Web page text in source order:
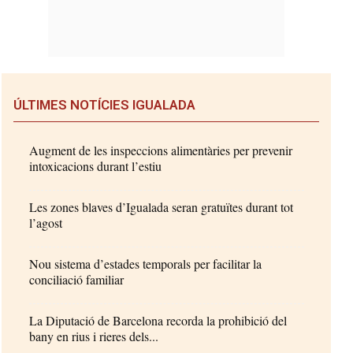
ÚLTIMES NOTÍCIES IGUALADA
Augment de les inspeccions alimentàries per prevenir
intoxicacions durant l’estiu
Les zones blaves d’Igualada seran gratuïtes durant tot
l’agost
Nou sistema d’estades temporals per facilitar la
conciliació familiar
La Diputació de Barcelona recorda la prohibició del
bany en rius i rieres dels...